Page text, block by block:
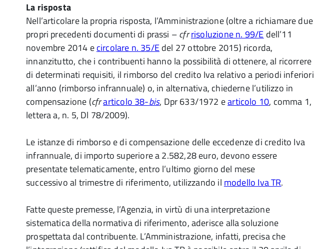
La risposta
Nell’articolare la propria risposta, l’Amministrazione (oltre a richiamare due
propri precedenti documenti di prassi –cfrrisoluzione n. 99/E dell’11
novembre 2014 ecircolare n. 35/Edel 27 ottobre 2015) ricorda,
innanzitutto, che i contribuenti hanno la possibilità di ottenere, al ricorrere
di determinati requisiti, il rimborso del credito Iva relativo a periodi inferiori
all’anno (rimborso infrannuale) o, in alternativa, chiederne l’utilizzo in
compensazione (cfrarticolo 38-bis, Dpr 633/1972 earticolo 10, comma 1,
lettera a, n. 5, Dl 78/2009).
Le istanze di rimborso e di compensazione delle eccedenze di credito Iva
infrannuale, di importo superiore a 2.582,28 euro, devono essere
presentate telematicamente, entro l’ultimo giorno del mese
successivo al trimestre di riferimento, utilizzando il modello Iva TR.
Fatte queste premesse, l’Agenzia, in virtù di una interpretazione
sistematica della normativa di riferimento, aderisce alla soluzione
prospettata dal contribuente. L’Amministrazione, infatti, precisa che